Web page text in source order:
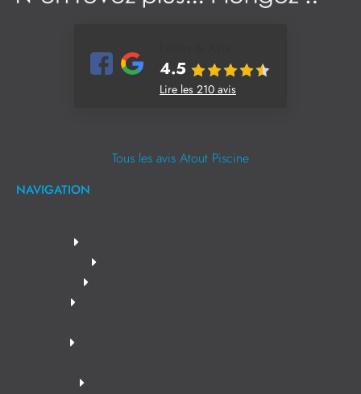
4.5
Lire les 210 avis
Tous les avis Atout Piscine
NAVIGATION